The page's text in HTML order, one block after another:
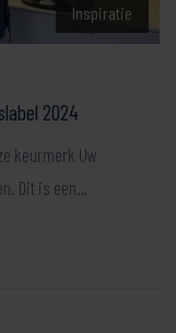
Inspiratie
2024
keurmerk Uw
Dit is een…